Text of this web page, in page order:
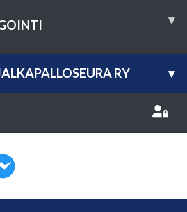
▾
RY ▾